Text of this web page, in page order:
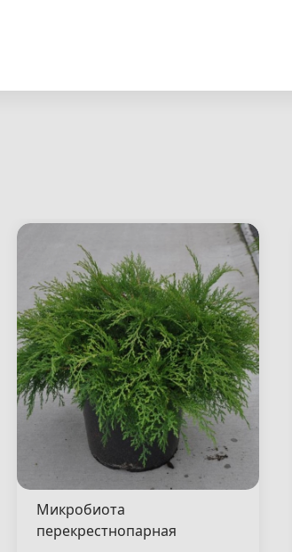
Микробиота
перекрестнопарная